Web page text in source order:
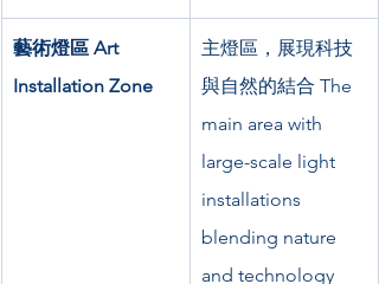
藝術燈區 Art
Installation Zone
主燈區，展現科技
與自然的結合 The
main area with
large-scale light
installations
blending nature
and technology